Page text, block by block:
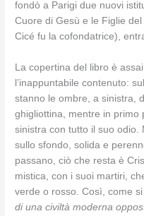
fondò a Parigi due nuovi
Cuore di Gesù e le Figlie
Cicé fu la cofondatrice),
La copertina del libro è
l’inappuntabile contenuto:
stanno le ombre, a sinistra,
ghigliottina, mentre in primo
sinistra con tutto il suo odio.
sullo sfondo, solida e
passano, ciò che resta è
mistica, con i suoi martiri,
verde o rosso. Così, come
di una civiltà moderna